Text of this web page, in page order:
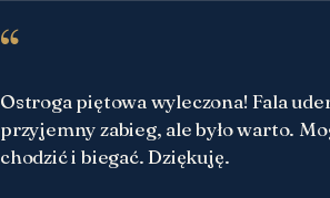
“
Ostroga piętowa wyleczona! Fala
przyjemny zabieg, ale było warto.
chodzić i biegać. Dziękuję.